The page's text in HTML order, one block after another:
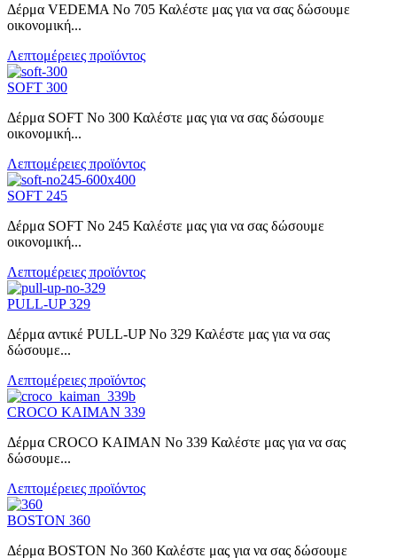
Δέρμα VEDEMA No 705 Καλέστε μας για να σας δώσουμε
οικονομική...
Λεπτομέρειες προϊόντος
SOFT 300
Δέρμα SOFT No 300 Καλέστε μας για να σας δώσουμε
οικονομική...
Λεπτομέρειες προϊόντος
SOFT 245
Δέρμα SOFT No 245 Καλέστε μας για να σας δώσουμε
οικονομική...
Λεπτομέρειες προϊόντος
PULL-UP 329
Δέρμα αντικέ PULL-UP No 329 Καλέστε μας για να σας
δώσουμε...
Λεπτομέρειες προϊόντος
CROCO KAIMAN 339
Δέρμα CROCO KAIMAN No 339 Καλέστε μας για να σας
δώσουμε...
Λεπτομέρειες προϊόντος
BOSTON 360
Δέρμα BOSTON No 360 Καλέστε μας για να σας δώσουμε